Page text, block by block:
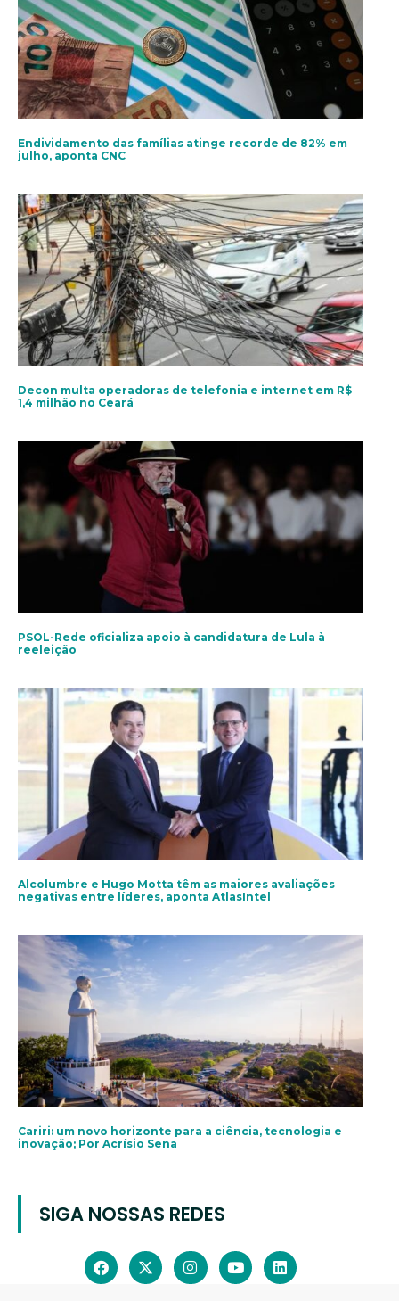
Endividamento das famílias atinge recorde de 82% em
julho, aponta CNC
Decon multa operadoras de telefonia e internet em R$
1,4 milhão no Ceará
PSOL-Rede oficializa apoio à candidatura de Lula à
reeleição
Alcolumbre e Hugo Motta têm as maiores avaliações
negativas entre líderes, aponta AtlasIntel
Cariri: um novo horizonte para a ciência, tecnologia e
inovação; Por Acrísio Sena
SIGA NOSSAS REDES